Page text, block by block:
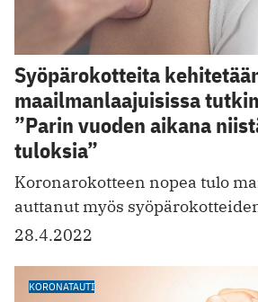
Syöpärokotteita
maailmanlaajuisissa
”Parin vuoden aikana
tuloksia”
Koronarokotteen nopea tulo
auttanut myös
28.4.2022
KORONATAUTI